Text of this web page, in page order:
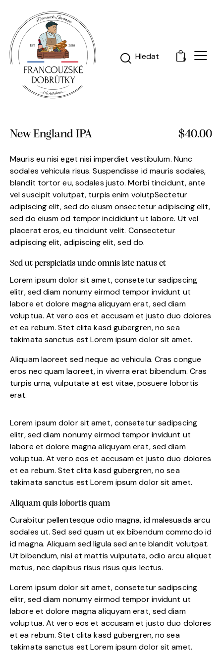
0
New England IPA $40.00
Mauris eu nisi eget nisi imperdiet vestibulum. Nunc
sodales vehicula risus. Suspendisse id mauris sodales,
blandit tortor eu, sodales justo. Morbi tincidunt, ante
vel suscipit volutpat, turpis enim volutpSectetur
adipiscing elit, sed do eiusm onsectetur adipiscing elit,
sed do eiusm od tempor incididunt ut labore. Ut vel
placerat eros, eu tincidunt velit. Consectetur
adipiscing elit, adipiscing elit, sed do.
Sed ut perspiciatis unde omnis iste natus et
Lorem ipsum dolor sit amet, consetetur sadipscing
elitr, sed diam nonumy eirmod tempor invidunt ut
labore et dolore magna aliquyam erat, sed diam
voluptua. At vero eos et accusam et justo duo dolores
et ea rebum. Stet clita kasd gubergren, no sea
takimata sanctus est Lorem ipsum dolor sit amet.
Aliquam laoreet sed neque ac vehicula. Cras congue
eros nec quam laoreet, in viverra erat bibendum. Cras
turpis urna, vulputate at est vitae, posuere lobortis
erat.
Lorem ipsum dolor sit amet, consetetur sadipscing
elitr, sed diam nonumy eirmod tempor invidunt ut
labore et dolore magna aliquyam erat, sed diam
voluptua. At vero eos et accusam et justo duo dolores
et ea rebum. Stet clita kasd gubergren, no sea
takimata sanctus est Lorem ipsum dolor sit amet.
Aliquam quis lobortis quam
Curabitur pellentesque odio magna, id malesuada arcu
sodales ut. Sed sed quam ut ex bibendum commodo id
id magna. Aliquam sed ligula sed ante blandit volutpat.
Ut bibendum, nisi et mattis vulputate, odio arcu aliquet
metus, nec dapibus risus risus quis lectus.
Lorem ipsum dolor sit amet, consetetur sadipscing
elitr, sed diam nonumy eirmod tempor invidunt ut
labore et dolore magna aliquyam erat, sed diam
voluptua. At vero eos et accusam et justo duo dolores
et ea rebum. Stet clita kasd gubergren, no sea
takimata sanctus est Lorem ipsum dolor sit amet.